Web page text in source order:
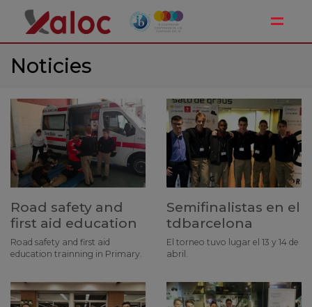
Noticies
Road safety and
first aid education
Road safety and first aid
education trainning in Primary.
Semifinalistas en el
tdbarcelona
El torneo tuvo lugar el 13 y 14 de
abril.